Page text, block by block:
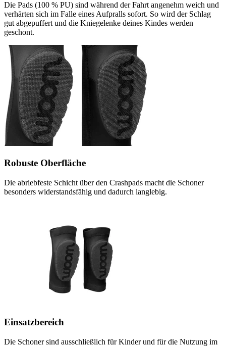
Die Pads (100 % PU) sind während der Fahrt angenehm weich und
verhärten sich im Falle eines Aufpralls sofort. So wird der Schlag
gut abgepuffert und die Kniegelenke deines Kindes werden
geschont.
Robuste Oberfläche
Die abriebfeste Schicht über den Crashpads macht die Schoner
besonders widerstandsfähig und dadurch langlebig.
Einsatzbereich
Die Schoner sind ausschließlich für Kinder und für die Nutzung im